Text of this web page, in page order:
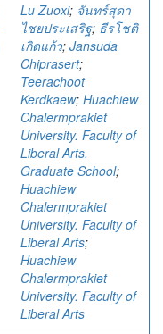
Lu Zuoxi; จันทร์สุดา
ไชยประเสริฐ; ธีรโชติ
เกิดแก้ว; Jansuda
Chiprasert;
Teerachoot
Kerdkaew; Huachiew
Chalermprakiet
University. Faculty of
Liberal Arts.
Graduate School;
Huachiew
Chalermprakiet
University. Faculty of
Liberal Arts;
Huachiew
Chalermprakiet
University. Faculty of
Liberal Arts